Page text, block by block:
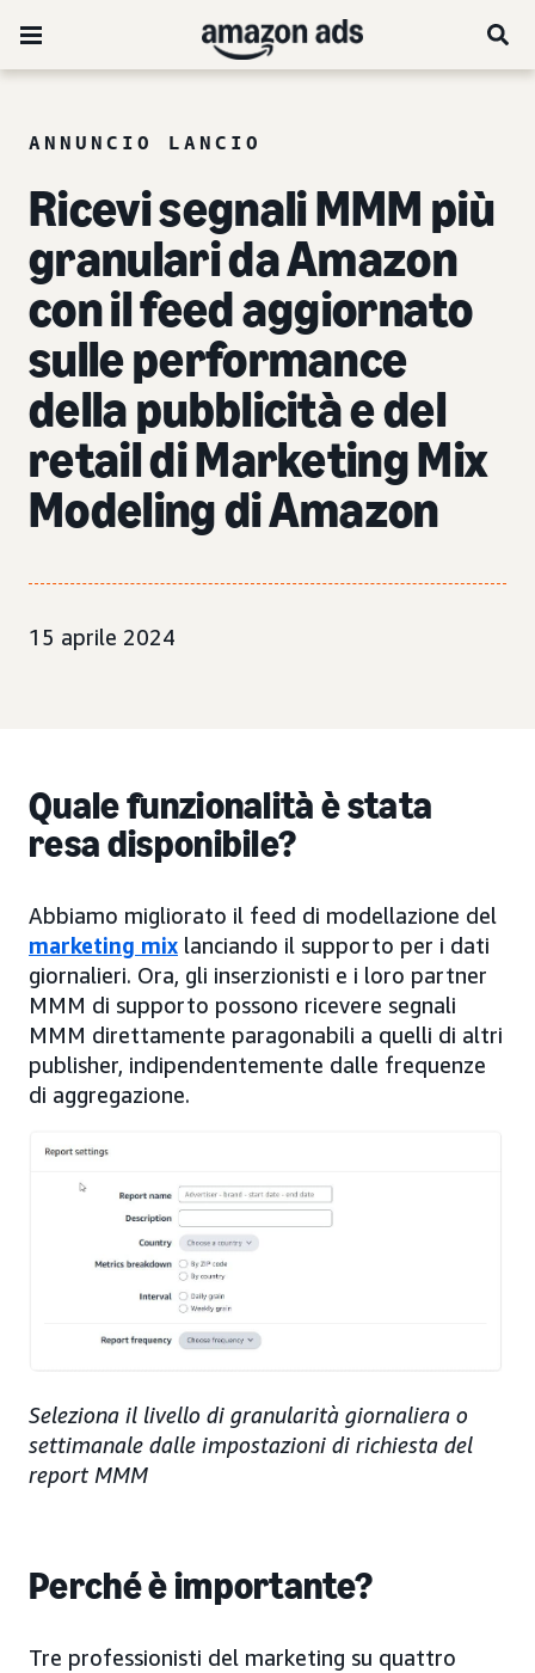
ANNUNCIO LANCIO
Ricevi segnali MMM più
granulari da Amazon
con il feed aggiornato
sulle performance
della pubblicità e del
retail di Marketing Mix
Modeling di Amazon
15 aprile 2024
Quale funzionalità è stata
resa disponibile?
Abbiamo migliorato il feed di modellazione del
marketing mix lanciando il supporto per i dati
giornalieri. Ora, gli inserzionisti e i loro partner
MMM di supporto possono ricevere segnali
MMM direttamente paragonabili a quelli di altri
publisher, indipendentemente dalle frequenze
di aggregazione.
Seleziona il livello di granularità giornaliera o
settimanale dalle impostazioni di richiesta del
report MMM
Perché è importante?
Tre professionisti del marketing su quattro